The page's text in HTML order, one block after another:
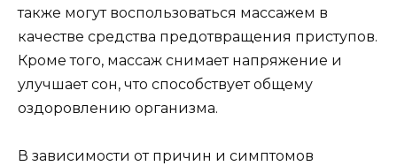
также могут воспользоваться массажем в
качестве средства предотвращения приступов.
Кроме того, массаж снимает напряжение и
улучшает сон, что способствует общему
оздоровлению организма.
В зависимости от причин и симптомов